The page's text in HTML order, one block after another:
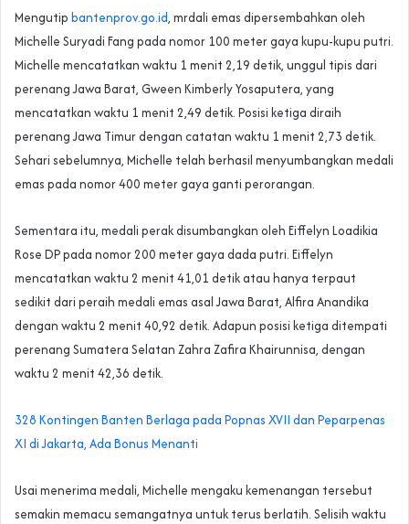
Mengutip bantenprov.go.id, mrdali emas dipersembahkan oleh
Michelle Suryadi Fang pada nomor 100 meter gaya kupu-kupu putri.
Michelle mencatatkan waktu 1 menit 2,19 detik, unggul tipis dari
perenang Jawa Barat, Gween Kimberly Yosaputera, yang
mencatatkan waktu 1 menit 2,49 detik. Posisi ketiga diraih
perenang Jawa Timur dengan catatan waktu 1 menit 2,73 detik.
Sehari sebelumnya, Michelle telah berhasil menyumbangkan medali
emas pada nomor 400 meter gaya ganti perorangan.
Sementara itu, medali perak disumbangkan oleh Eiffelyn Loadikia
Rose DP pada nomor 200 meter gaya dada putri. Eiffelyn
mencatatkan waktu 2 menit 41,01 detik atau hanya terpaut
sedikit dari peraih medali emas asal Jawa Barat, Alfira Anandika
dengan waktu 2 menit 40,92 detik. Adapun posisi ketiga ditempati
perenang Sumatera Selatan Zahra Zafira Khairunnisa, dengan
waktu 2 menit 42,36 detik.
328 Kontingen Banten Berlaga pada Popnas XVII dan Peparpenas
XI di Jakarta‎, Ada Bonus Menanti
Usai menerima medali, Michelle mengaku kemenangan tersebut
semakin memacu semangatnya untuk terus berlatih. Selisih waktu